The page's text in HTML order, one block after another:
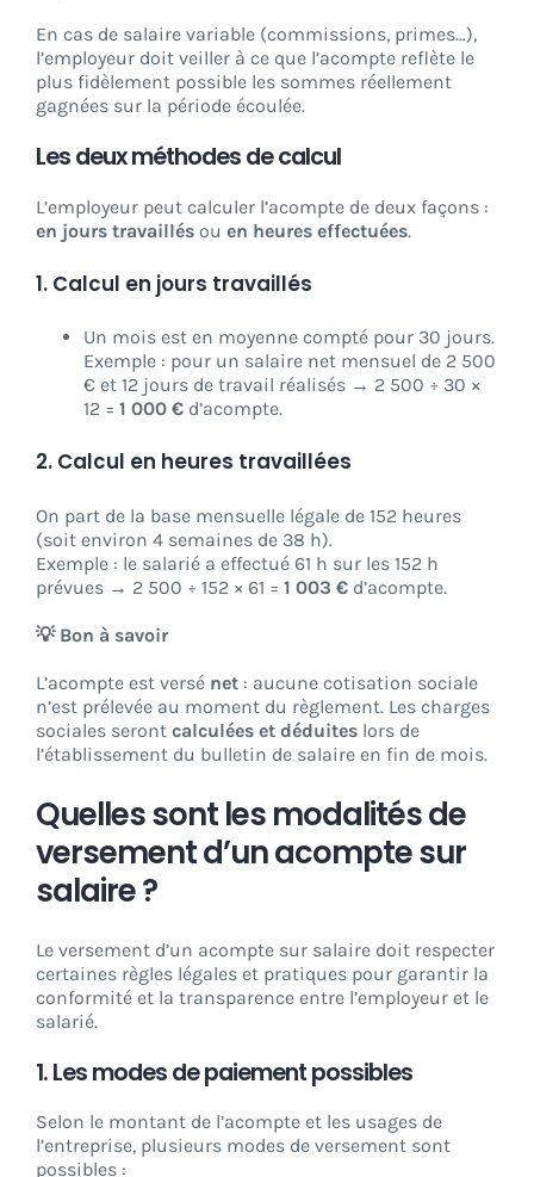
En cas de salaire variable (commissions, primes…),
l’employeur doit veiller à ce que l’acompte reflète le
plus fidèlement possible les sommes réellement
gagnées sur la période écoulée.
Les deux méthodes de calcul
L’employeur peut calculer l’acompte de deux façons :
en jours travaillés ou en heures effectuées.
1. Calcul en jours travaillés
Un mois est en moyenne compté pour 30 jours.
Exemple : pour un salaire net mensuel de 2 500
€ et 12 jours de travail réalisés → 2 500 ÷ 30 ×
12 = 1 000 € d’acompte.
2. Calcul en heures travaillées
On part de la base mensuelle légale de 152 heures
(soit environ 4 semaines de 38 h).
Exemple : le salarié a effectué 61 h sur les 152 h
prévues → 2 500 ÷ 152 × 61 = 1 003 € d’acompte.
💡 Bon à savoir
L’acompte est versé net : aucune cotisation sociale
n’est prélevée au moment du règlement. Les charges
sociales seront calculées et déduites lors de
l’établissement du bulletin de salaire en fin de mois.
Quelles sont les modalités de
versement d’un acompte sur
salaire ?
Le versement d’un acompte sur salaire doit respecter
certaines règles légales et pratiques pour garantir la
conformité et la transparence entre l’employeur et le
salarié.
1. Les modes de paiement possibles
Selon le montant de l’acompte et les usages de
l’entreprise, plusieurs modes de versement sont
possibles :